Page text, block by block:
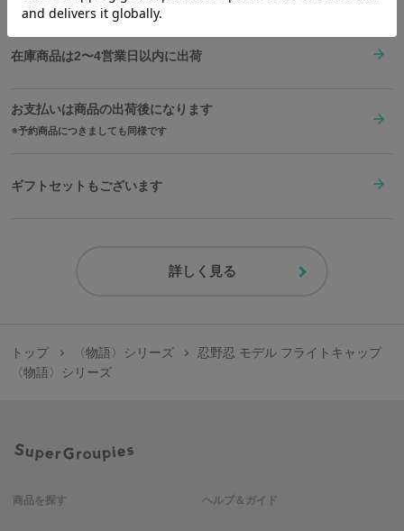
在庫商品は2〜4営業日以内に出荷
お支払いは商品の出荷後になります
予約商品につきましても同様です
ギフトセットもございます
詳しく見る
トップ 〈物語〉シリーズ
忍野忍 モデル フライトキャップ
〈物語〉シリーズ
商品を探す ヘルプ＆ガイド